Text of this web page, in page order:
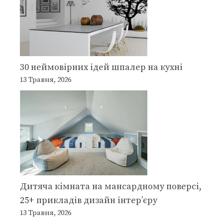
30 неймовірних ідей шпалер на кухні
13 Травня, 2026
Дитяча кімната на мансардному поверсі,
25+ прикладів дизайн інтер’єру
13 Травня, 2026